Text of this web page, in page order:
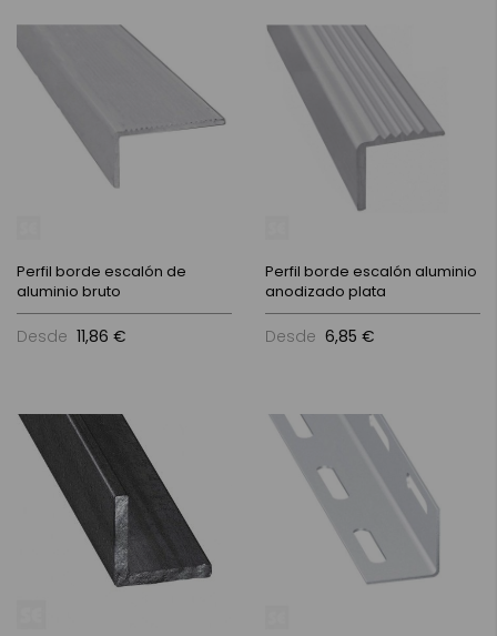
Perfil borde escalón de
aluminio bruto
Desde 11,86 €
Perfil borde escalón aluminio
anodizado plata
Desde 6,85 €